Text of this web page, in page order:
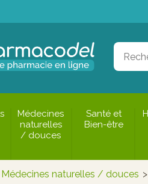
Médecines
naturelles
/ douces
Santé et
Bien-être
Médecines naturelles / douces >